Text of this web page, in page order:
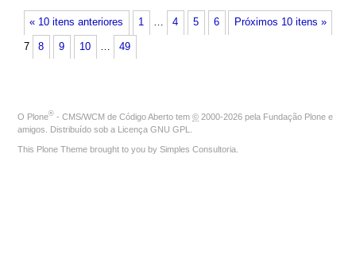
« 10 itens anteriores Próximos 10 itens »
1 … 4 5 6
7 8 9 10 … 49
O Plone® - CMS/WCM de Código Aberto tem © 2000-2026 pela Fundação Plone e
amigos. Distribuído sob a Licença GNU GPL
This Plone Theme brought to you by Simples Consultoria